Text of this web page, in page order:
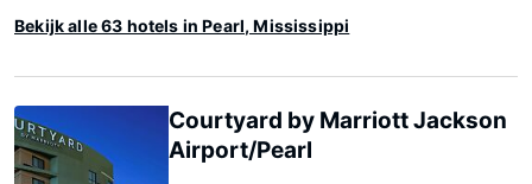
Bekijk alle 63 hotels in Pearl, Mississippi
Courtyard by Marriott Jackson
Airport/Pearl